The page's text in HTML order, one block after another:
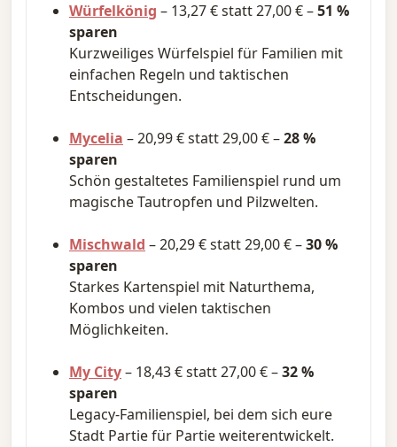
Würfelkönig – 13,27 € statt 27,00 € –51 %
sparen
Kurzweiliges Würfelspiel für Familien mit
einfachen Regeln und taktischen
Entscheidungen.
Mycelia – 20,99 € statt 29,00 € –28 %
sparen
Schön gestaltetes Familienspiel rund um
magische Tautropfen und Pilzwelten.
Mischwald – 20,29 € statt 29,00 € –30 %
sparen
Starkes Kartenspiel mit Naturthema,
Kombos und vielen taktischen
Möglichkeiten.
My City– 18,43 € statt 27,00 € –32 %
sparen
Legacy-Familienspiel, bei dem sich eure
Stadt Partie für Partie weiterentwickelt.